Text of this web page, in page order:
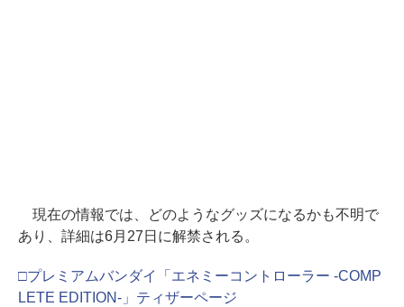
現在の情報では、どのようなグッズになるかも不明で
あり、詳細は6月27日に解禁される。
□プレミアムバンダイ「エネミーコントローラー -COMP
LETE EDITION-」ティザーページ